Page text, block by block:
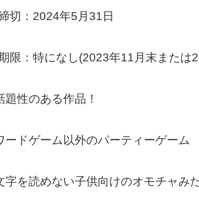
切：2024年5月31日
限：特になし(2023年11月末または
題性のある作品！
ードゲーム以外のパーティーゲーム
字を読めない子供向けのオモチャみ